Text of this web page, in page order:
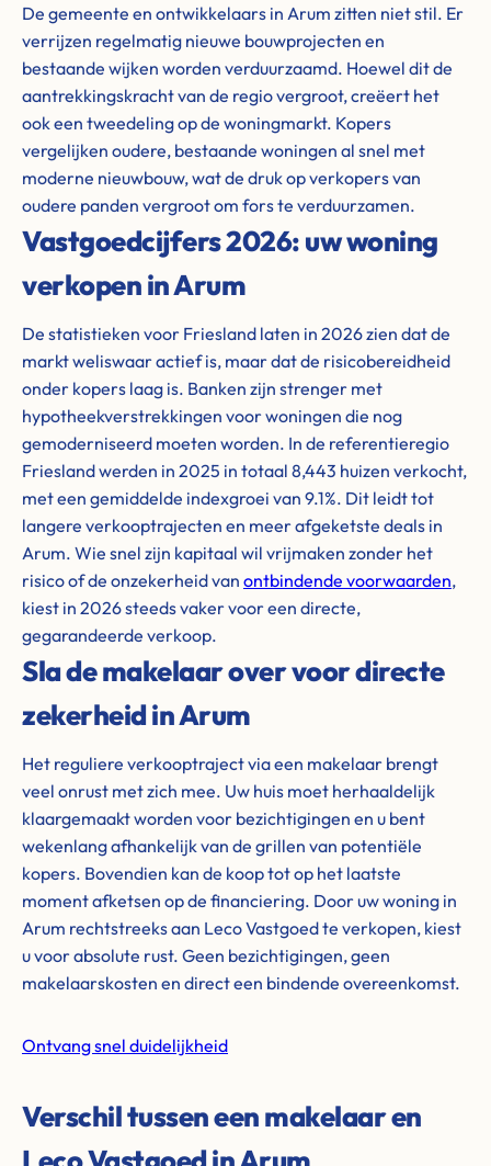
De gemeente en ontwikkelaars in Arum zitten niet stil. Er
verrijzen regelmatig nieuwe bouwprojecten en
bestaande wijken worden verduurzaamd. Hoewel dit de
aantrekkingskracht van de regio vergroot, creëert het
ook een tweedeling op de woningmarkt. Kopers
vergelijken oudere, bestaande woningen al snel met
moderne nieuwbouw, wat de druk op verkopers van
oudere panden vergroot om fors te verduurzamen.
Vastgoedcijfers 2026: uw woning
verkopen in Arum
De statistieken voor Friesland laten in 2026 zien dat de
markt weliswaar actief is, maar dat de risicobereidheid
onder kopers laag is. Banken zijn strenger met
hypotheekverstrekkingen voor woningen die nog
gemoderniseerd moeten worden. In de referentieregio
Friesland werden in 2025 in totaal 8,443 huizen verkocht,
met een gemiddelde indexgroei van 9.1%. Dit leidt tot
langere verkooptrajecten en meer afgeketste deals in
Arum. Wie snel zijn kapitaal wil vrijmaken zonder het
risico of de onzekerheid van ontbindende voorwaarden,
kiest in 2026 steeds vaker voor een directe,
gegarandeerde verkoop.
Sla de makelaar over voor directe
zekerheid in Arum
Het reguliere verkooptraject via een makelaar brengt
veel onrust met zich mee. Uw huis moet herhaaldelijk
klaargemaakt worden voor bezichtigingen en u bent
wekenlang afhankelijk van de grillen van potentiële
kopers. Bovendien kan de koop tot op het laatste
moment afketsen op de financiering. Door uw woning in
Arum rechtstreeks aan Leco Vastgoed te verkopen, kiest
u voor absolute rust. Geen bezichtigingen, geen
makelaarskosten en direct een bindende overeenkomst.
Ontvang snel duidelijkheid
Verschil tussen een makelaar en